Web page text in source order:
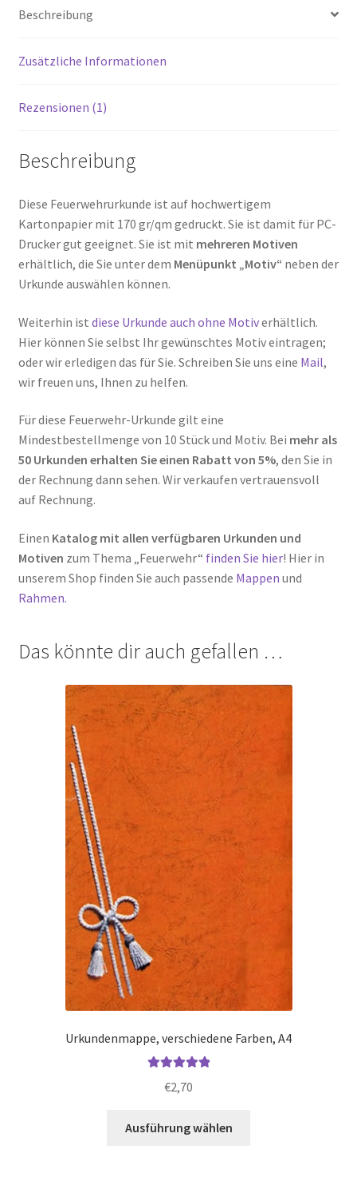
Beschreibung
Zusätzliche Informationen
Rezensionen (1)
Beschreibung
Diese Feuerwehrurkunde ist auf hochwertigem
Kartonpapier mit 170 gr/qm gedruckt. Sie ist damit für PC-
Drucker gut geeignet. Sie ist mit mehreren Motiven
erhältlich, die Sie unter dem Menüpunkt „Motiv“ neben der
Urkunde auswählen können.
Weiterhin ist diese Urkunde auch ohne Motiverhältlich.
Hier können Sie selbst Ihr gewünschtes Motiv eintragen;
oder wir erledigen das für Sie. Schreiben Sie uns eine Mail,
wir freuen uns, Ihnen zu helfen.
Für diese Feuerwehr-Urkunde gilt eine
Mindestbestellmenge von 10 Stück und Motiv. Bei mehr als
50 Urkunden erhalten Sie einen Rabatt von 5%, den Sie in
der Rechnung dann sehen. Wir verkaufen vertrauensvoll
auf Rechnung.
Einen Katalog mit allen verfügbaren Urkunden und
Motiven zum Thema „Feuerwehr“ finden Sie hier! Hier in
unserem Shop finden Sie auch passende Mappen und
Rahmen.
Das könnte dir auch gefallen …
Urkundenmappe, verschiedene Farben, A4
von 5
€2,70
Ausführung wählen